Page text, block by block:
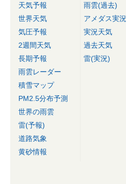
天気予報
世界天気
気圧予報
2週間天気
長期予報
雨雲レーダー
積雪マップ
PM2.5分布予測
世界の雨雲
雷(予報)
道路気象
黄砂情報
雨雲(過去)
アメダス実況
実況天気
過去天気
雷(実況)